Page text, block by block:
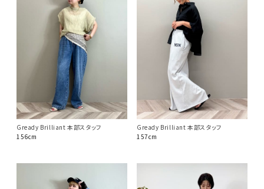
Gready Brilliant 本部スタッフ
156cm
Gready Brilliant 本部スタッフ
157cm